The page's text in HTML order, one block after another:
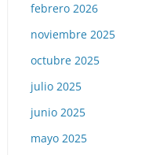
febrero 2026
noviembre 2025
octubre 2025
julio 2025
junio 2025
mayo 2025